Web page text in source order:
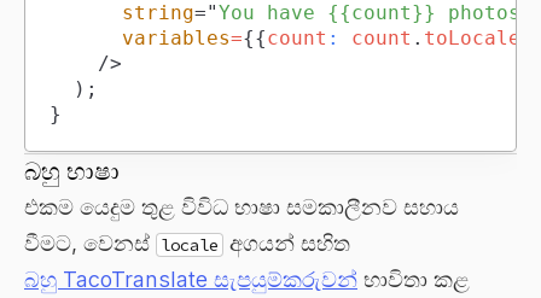
string="You have {{count}} photos.
variables={{count : count .
/>
) ;
}
බහු භාෂා
එකම යෙදුම තුළ විවිධ භාෂා සමකාලීනව සහාය
වීමට, වෙනස් locale අගයන් සහිත
බහු TacoTranslate සැපයුම්කරුවන් භාවිතා කළ